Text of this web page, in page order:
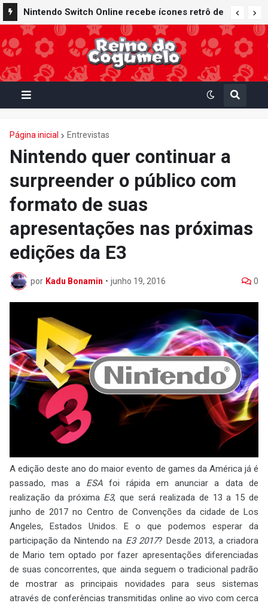
Nintendo Switch Online recebe ícones retrô de
Mario Paint (SNES) e Mario Kart: Super Circuit
(GBA)
Página inicial Entrevistas
Nintendo quer continuar a
surpreender o público com
formato de suas
apresentações nas próximas
edições da E3
por Kadu Bonamin • junho 19, 2016 0
A edição deste ano do maior evento de games da América já é
passado, mas a ESAfoi rápida em anunciar a data de
realização da próxima E3, que será realizada de 13 a 15 de
junho de 2017 no Centro de Convenções da cidade de Los
Angeles, Estados Unidos. E o que podemos esperar da
participação da Nintendo na E3 2017? Desde 2013, a criadora
de Mario tem optado por fazer apresentações diferenciadas
de suas concorrentes, que ainda seguem o tradicional padrão
de mostrar as principais novidades para seus sistemas
através de conferências transmitidas online ao vivo com cerca